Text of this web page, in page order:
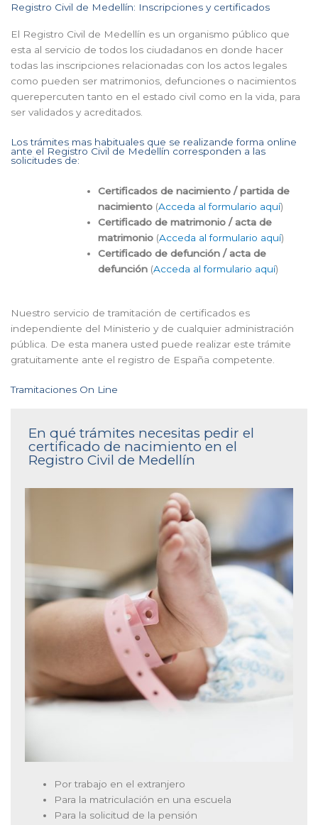
Registro Civil de Medellín: Inscripciones y certificados
El Registro Civil de Medellín es un organismo público que
esta al servicio de todos los ciudadanos en donde hacer
todas las inscripciones relacionadas con los actos legales
como pueden ser matrimonios, defunciones o nacimientos
querepercuten tanto en el estado civil como en la vida, para
ser validados y acreditados.
Los trámites mas habituales que se realizande forma online
ante el Registro Civil de Medellín corresponden a las
solicitudes de:
Certificados de nacimiento / partida de
nacimiento (Acceda al formulario aquí)
Certificado de matrimonio / acta de
matrimonio (Acceda al formulario aquí)
Certificado de defunción / acta de
defunción (Acceda al formulario aquí)
Nuestro servicio de tramitación de certificados es
independiente del Ministerio y de cualquier administración
pública. De esta manera usted puede realizar este trámite
gratuitamente ante el registro de España competente.
Tramitaciones On Line
En qué trámites necesitas pedir el
certificado de nacimiento en el
Registro Civil de Medellín
Por trabajo en el extranjero
Para la matriculación en una escuela
Para la solicitud de la pensión